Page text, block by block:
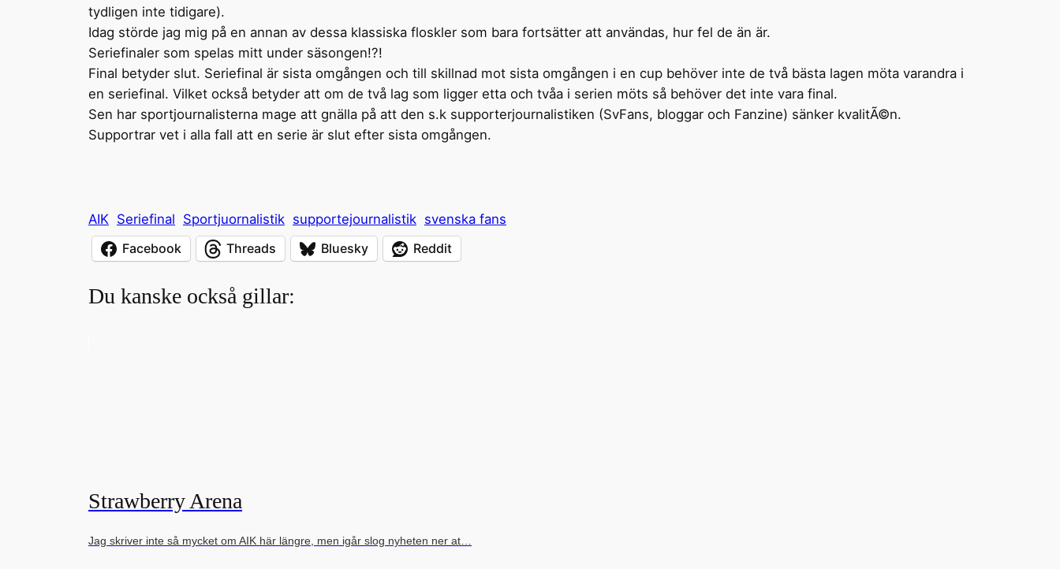
tydligen inte tidigare).
Idag störde jag mig på en annan av dessa klassiska floskler som bara fortsätter att användas, hur fel de än är.
Seriefinaler som spelas mitt under säsongen!?!
Final betyder slut. Seriefinal är sista omgången och till skillnad mot sista omgången i en cup behöver inte de två bästa lagen möta varandra i
en seriefinal. Vilket också betyder att om de två lag som ligger etta och tvåa i serien möts så behöver det inte vara final.
Sen har sportjournalisterna mage att gnälla på att den s.k supporterjournalistiken (SvFans, bloggar och Fanzine) sänker kvalitÃ©n.
Supportrar vet i alla fall att en serie är slut efter sista omgången.
AIK Seriefinal Sportjuornalistik supportejournalistik svenska fans
Facebook
Threads Bluesky Reddit
Du kanske också gillar:
Strawberry Arena
Jag skriver inte så mycket om AIK här längre, men igår slog nyheten ner at…